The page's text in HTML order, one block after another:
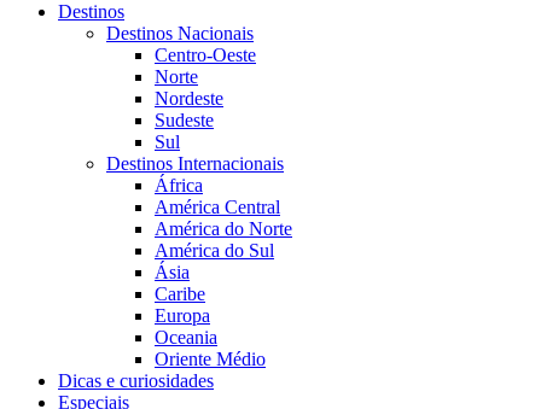
Destinos
Destinos Nacionais
Centro-Oeste
Norte
Nordeste
Sudeste
Sul
Destinos Internacionais
África
América Central
América do Norte
América do Sul
Ásia
Caribe
Europa
Oceania
Oriente Médio
Dicas e curiosidades
Especiais